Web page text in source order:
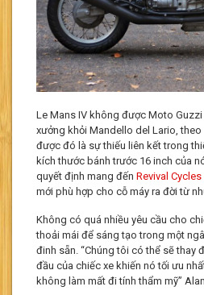
Le Mans IV không được Moto
xưởng khỏi Mandello del Lario,
được đó là sự thiếu liên kết trong
kích thước bánh trước 16 inch của
quyết định mang đến Revival Cycles
mới phù hợp cho cỗ máy ra đời từ
Không có quá nhiều yêu cầu cho
thoải mái để sáng tạo trong một
đinh sẵn. “Chúng tôi có thể sẽ thay
đầu của chiếc xe khiến nó tối ưu
không làm mất đi tính thẩm mỹ”